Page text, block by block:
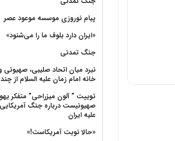
پیام نوروزی موسسه موعود عصر
«ایران دارد بلوف ما را می‌شنود»
جنگ تمدنی
نبرد میان اتحاد صلیبی،
خانه امام زمان علیه السلام از
توییت ” آلون میزراحی” متفکر
صهیونیست درباره جنگ
علیه ایران
«حالا نوبت آمریکاست!»